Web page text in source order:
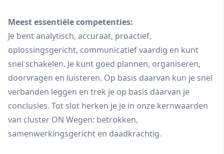
Meest essentiële competenties:
Je bent analytisch, accuraat, proactief,
oplossingsgericht, communicatief vaardig en kunt
snel schakelen. Je kunt goed plannen, organiseren,
doorvragen en luisteren. Op basis daarvan kun je snel
verbanden leggen en trek je op basis daarvan je
conclusies. Tot slot herken je je in onze kernwaarden
van cluster ON Wegen: betrokken,
samenwerkingsgericht en daadkrachtig.